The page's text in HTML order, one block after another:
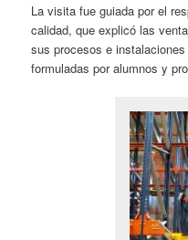
La visita fue guiada por el
calidad, que explicó las
sus procesos e
formuladas por alumnos y